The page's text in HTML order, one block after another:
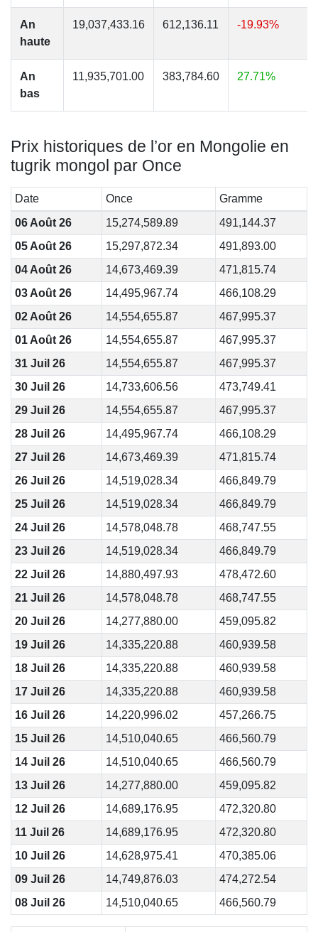
An
haute
19,037,433.16 612,136.11 -19.93%
An
bas
11,935,701.00 383,784.60 27.71%
Prix historiques de l’or en Mongolie en
tugrik mongol par Once
Date Once
Gramme
06 Août 26
15,274,589.89
491,144.37
05 Août 26
15,297,872.34
491,893.00
04 Août 26
14,673,469.39
471,815.74
03 Août 26
14,495,967.74
466,108.29
02 Août 26
14,554,655.87
467,995.37
01 Août 26
14,554,655.87
467,995.37
31 Juil 26
14,554,655.87
467,995.37
30 Juil 26
14,733,606.56
473,749.41
29 Juil 26
14,554,655.87
467,995.37
28 Juil 26
14,495,967.74
466,108.29
27 Juil 26
14,673,469.39
471,815.74
26 Juil 26
14,519,028.34
466,849.79
25 Juil 26
14,519,028.34
466,849.79
24 Juil 26
14,578,048.78
468,747.55
23 Juil 26
14,519,028.34
466,849.79
22 Juil 26
14,880,497.93
478,472.60
21 Juil 26
14,578,048.78
468,747.55
20 Juil 26
14,277,880.00
459,095.82
19 Juil 26
14,335,220.88
460,939.58
18 Juil 26
14,335,220.88
460,939.58
17 Juil 26
14,335,220.88
460,939.58
16 Juil 26
14,220,996.02
457,266.75
15 Juil 26
14,510,040.65
466,560.79
14 Juil 26
14,510,040.65
466,560.79
13 Juil 26
14,277,880.00
459,095.82
12 Juil 26
14,689,176.95
472,320.80
11 Juil 26
14,689,176.95
472,320.80
10 Juil 26
14,628,975.41
470,385.06
09 Juil 26
14,749,876.03
474,272.54
08 Juil 26
14,510,040.65 466,560.79